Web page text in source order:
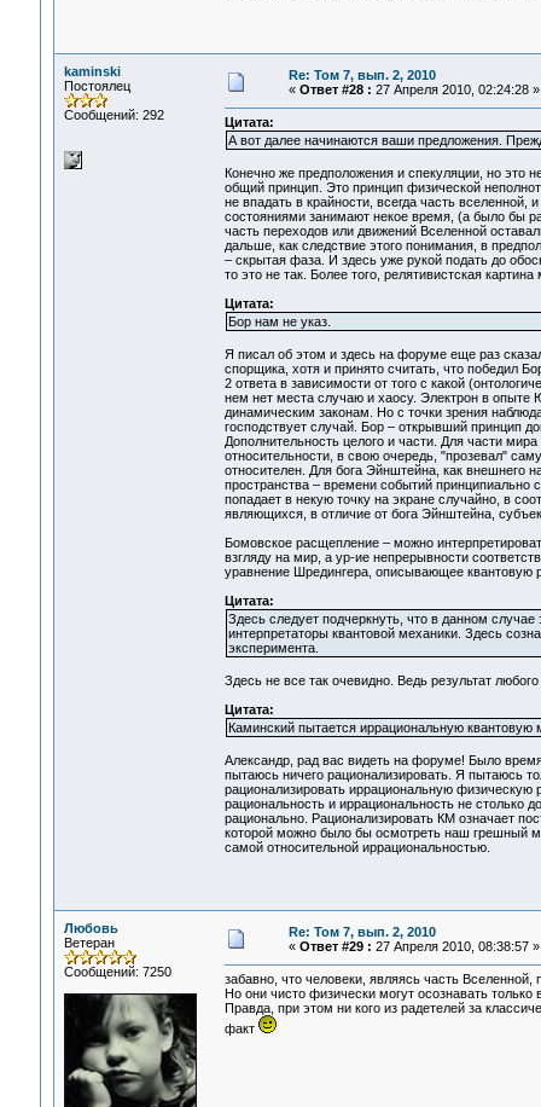
kaminski
Постоялец
Сообщений: 292
Re: Том 7, вып. 2, 2010
« Ответ #28 : 27 Апреля 2010, 02:24:28 »
Цитата:
А вот далее начинаются ваши предложения.
Конечно же предположения и спекуляции, но это
общий принцип. Это принцип физической
не впадать в крайности, всегда часть
состояниями занимают некое время, (а было бы
часть переходов или движений Вселенной
дальше, как следствие этого понимания, в
– скрытая фаза. И здесь уже рукой подать до
то это не так. Более того, релятивистская
Цитата:
Бор нам не указ.
Я писал об этом и здесь на форуме еще раз
спорщика, хотя и принято считать, что победил
2 ответа в зависимости от того с какой
нем нет места случаю и хаосу. Электрон в опыте
динамическим законам. Но с точки зрения
господствует случай. Бор – открывший принцип
Дополнительность целого и части. Для части
относительности, в свою очередь, "прозевал"
относителен. Для бога Эйнштейна, как внешнего
пространства – времени событий
попадает в некую точку на экране случайно, в
являющихся, в отличие от бога Эйнштейна,
Бомовское расщепление – можно
взгляду на мир, а ур-ие непрерывности
уравнение Шредингера, описывающее квантовую
Цитата:
Здесь следует подчеркнуть, что в данном
интерпретаторы квантовой механики. Здесь
эксперимента.
Здесь не все так очевидно. Ведь результат
Цитата:
Каминский пытается иррациональную квантовую
Александр, рад вас видеть на форуме! Было
пытаюсь ничего рационализировать. Я пытаюсь
рационализировать иррациональную физическую
рациональность и иррациональность не столько
рационально. Рационализировать КМ означает
которой можно было бы осмотреть наш грешный
самой относительной иррациональностью.
Любовь
Ветеран
Сообщений: 7250
Re: Том 7, вып. 2, 2010
« Ответ #29 : 27 Апреля 2010, 08:38:57 »
забавно, что человеки, являясь часть
Но они чисто физически могут осознавать
Правда, при этом ни кого из радетелей за
факт